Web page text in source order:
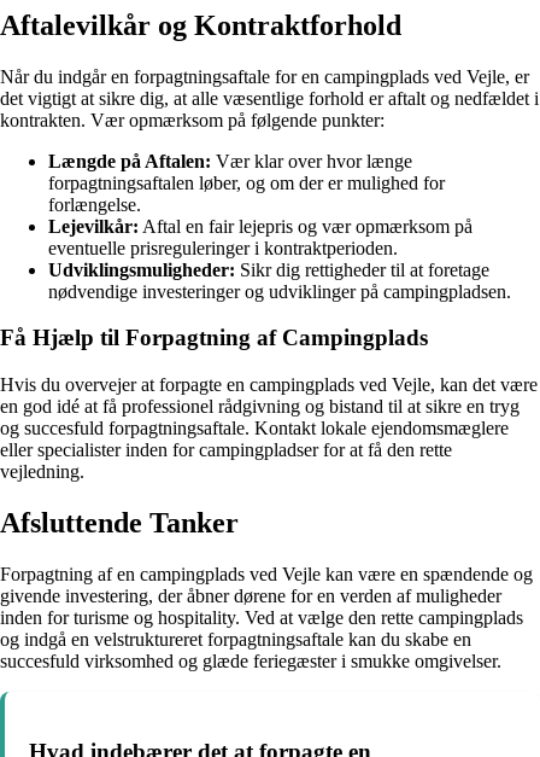
Aftalevilkår og Kontraktforhold
Når du indgår en forpagtningsaftale for en campingplads ved Vejle, er
det vigtigt at sikre dig, at alle væsentlige forhold er aftalt og nedfældet i
kontrakten. Vær opmærksom på følgende punkter:
Længde på Aftalen: Vær klar over hvor længe
forpagtningsaftalen løber, og om der er mulighed for
forlængelse.
Lejevilkår: Aftal en fair lejepris og vær opmærksom på
eventuelle prisreguleringer i kontraktperioden.
Udviklingsmuligheder: Sikr dig rettigheder til at foretage
nødvendige investeringer og udviklinger på campingpladsen.
Få Hjælp til Forpagtning af Campingplads
Hvis du overvejer at forpagte en campingplads ved Vejle, kan det være
en god idé at få professionel rådgivning og bistand til at sikre en tryg
og succesfuld forpagtningsaftale. Kontakt lokale ejendomsmæglere
eller specialister inden for campingpladser for at få den rette
vejledning.
Afsluttende Tanker
Forpagtning af en campingplads ved Vejle kan være en spændende og
givende investering, der åbner dørene for en verden af muligheder
inden for turisme og hospitality. Ved at vælge den rette campingplads
og indgå en velstruktureret forpagtningsaftale kan du skabe en
succesfuld virksomhed og glæde feriegæster i smukke omgivelser.
Hvad indebærer det at forpagte en